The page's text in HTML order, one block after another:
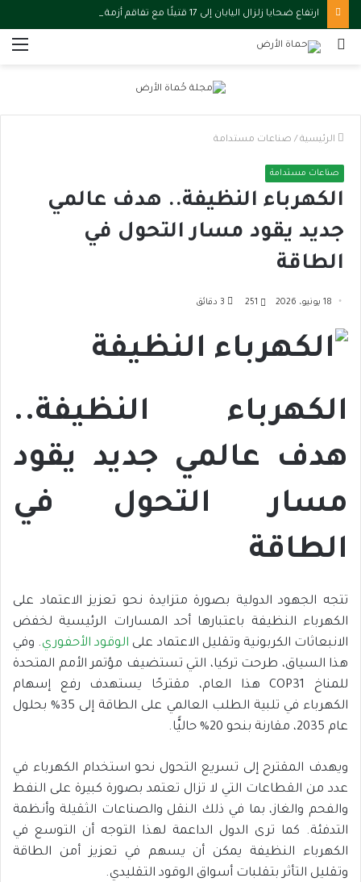
ارتفاع ضحايا زلزال اليابان إلى 17 قتيلًا مع تفاقم أزمة المياه والحرارة
بحث
الرئيسية / صناعات مستدامة
صناعات مستدامة
الكهرباء النظيفة.. هدف عالمي
جديد يقود مسار التحول في
الطاقة
18 يونيو، 2026 251
الكهرباء النظيفة..
هدف عالمي جديد يقود
مسار التحول في
الطاقة
تتجه الجهود الدولية بصورة متزايدة نحو تعزيز الاعتماد على
الكهرباء النظيفة باعتبارها أحد المسارات الرئيسية لخفض
الانبعاثات الكربونية وتقليل الاعتماد على الوقود الأحفوري. وفي
هذا السياق، طرحت تركيا، التي تستضيف مؤتمر الأمم المتحدة
للمناخ COP31 هذا العام، مقترحًا يستهدف رفع إسهام
الكهرباء في تلبية الطلب العالمي على الطاقة إلى 35% بحلول
عام 2035، مقارنة بنحو 20% حاليًّا.
ويهدف المقترح إلى تسريع التحول نحو استخدام الكهرباء في
عدد من القطاعات التي لا تزال تعتمد بصورة كبيرة على النفط
والفحم والغاز، بما في ذلك النقل والصناعات الثقيلة وأنظمة
التدفئة. كما ترى الدول الداعمة لهذا التوجه أن التوسع في
الكهرباء النظيفة يمكن أن يسهم في تعزيز أمن الطاقة
وتقليل التأثر بتقلبات أسواق الوقود التقليدي.